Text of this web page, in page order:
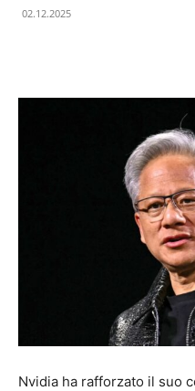
02.12.2025
Nvidia ha rafforzato il suo